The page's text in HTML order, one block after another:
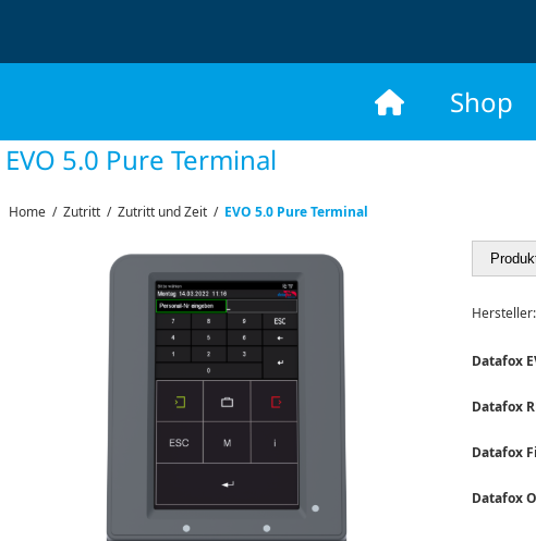
Shop
EVO 5.0 Pure Terminal
Home / Zutritt / Zutritt und Zeit / EVO 5.0 Pure Terminal
Hersteller:
Datafox
Datafox
Datafox
Datafox